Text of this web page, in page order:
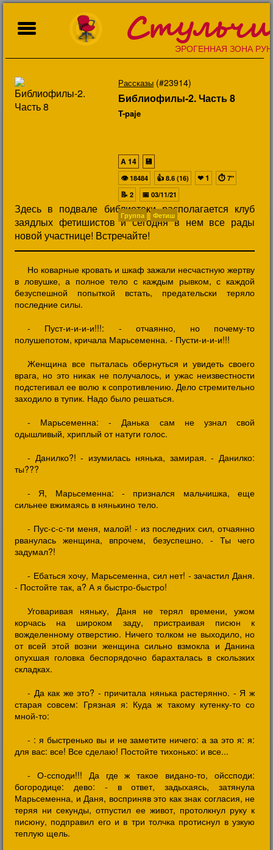
ЭРОГЕННАЯ ЗОНА
Рассказы (#23914)
Библиофилы-2. Часть 8
T-paje
Здесь в подвале библиотеки располагается клуб
заядлых фетишистов и сегодня в нем все рады
новой участнице! Встречайте!
A14
💾
👁18484 👍 8.6 (16) ❤1 ⏱ 7"
📝 2 📅 03/11/21
Группа Фетиш
Но коварные кровать и шкаф зажали несчастную жертву
в ловушке, а полное тело с каждым рывком, с каждой
безуспешной попыткой встать, предательски теряло
последние силы.
- Пуст-и-и-и-и!!!: - отчаянно, но почему-то
полушепотом, кричала Марьсеменна. - Пусти-и-и-и!!!
Женщина все пыталась обернуться и увидеть своего
врага, но это никак не получалось, и ужас неизвестности
подстегивал ее волю к сопротивлению. Дело стремительно
заходило в тупик. Надо было решаться.
- Марьсеменна: - Данька сам не узнал свой
одышливый, хриплый от натуги голос.
- Данилко?! - изумилась нянька, замирая. - Данилко:
ты???
- Я, Марьсеменна: - признался мальчишка, еще
сильнее вжимаясь в нянькино тело.
- Пус-с-с-ти меня, малой! - из последних сил, отчаянно
рванулась женщина, впрочем, безуспешно. - Ты чего
задумал?!
- Ебаться хочу, Марьсеменна, сил нет! - зачастил Даня.
- Постойте так, а? А я быстро-быстро!
Уговаривая няньку, Даня не терял времени, ужом
корчась на широком заду, пристраивая писюн к
вожделенному отверстию. Ничего толком не выходило, но
от всей этой возни женщина сильно взмокла и Данина
опухшая головка беспорядочно барахталась в скользких
складках.
- Да как же это? - причитала нянька растерянно. - Я ж
старая совсем: Грязная я: Куда ж такому кутенку-то со
мной-то:
- : я быстренько вы и не заметите ничего: а за это я: я:
для вас: все! Все сделаю! Постойте тихонько: и все...
- О-ссподи!!! Да где ж такое видано-то, ойссподи:
богородице: дево: - в ответ, задыхаясь, затянула
Марьсеменна, и Даня, восприняв это как знак согласия, не
теряя ни секунды, отпустил ее живот, протолкнул руку к
писюну, подправил его и в три толчка протиснул в узкую
теплую щель.